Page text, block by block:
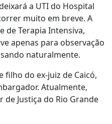
a UTI do Hospital
muito em breve. A
de Terapia Intensiva,
apenas para observação
naturalmente.
filho do ex-juiz de Caicó,
Atualmente,
Justiça do Rio Grande